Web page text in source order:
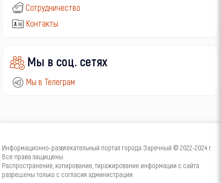
Сотрудничество
Контакты
Мы в соц. сетях
Мы в Телеграм
Информационно-развлекательный портал города Заречный © 2022-2024 г.
Все права защищены.
Распространение, копирование, тиражирование информации с сайта
разрешены только с согласия администрации.